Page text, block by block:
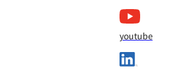
youtube